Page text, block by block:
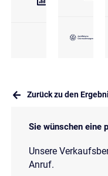
Zurück zu den
Sie wünschen eine
Unsere
Anruf.